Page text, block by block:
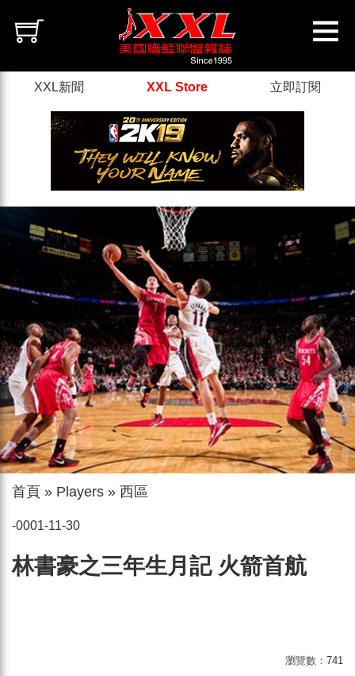
XXL新聞 XXL Store 立即訂閱
首頁 » Players » 西區
-0001-11-30
林書豪之三年生月記 火箭首航
瀏覽數： 741